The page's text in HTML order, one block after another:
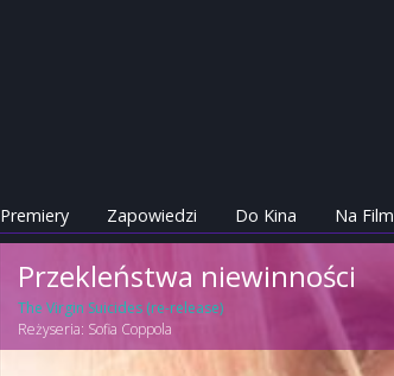
Premiery Zapowiedzi Do Kina Na Film
Przekleństwa niewinności
The Virgin Suicides (re-release)
Reżyseria: Sofia Coppola